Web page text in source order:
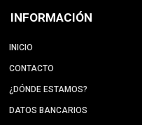
INFORMACIÓN
INICIO
CONTACTO
¿DÓNDE ESTAMOS?
DATOS BANCARIOS